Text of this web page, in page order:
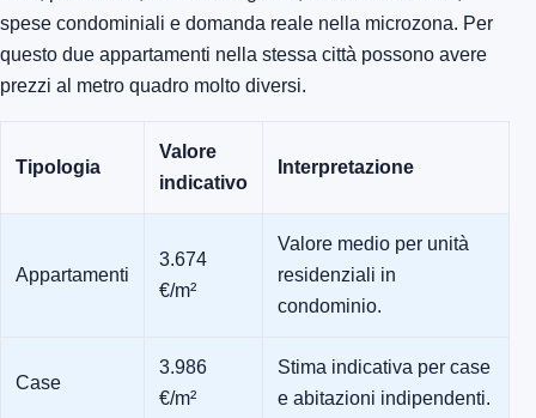
spese condominiali e domanda reale nella microzona. Per
questo due appartamenti nella stessa città possono avere
prezzi al metro quadro molto diversi.
Tipologia
Valore
indicativo
Interpretazione
Appartamenti
3.674
€/m²
Valore medio per unità
residenziali in
condominio.
Case
3.986
€/m²
Stima indicativa per case
e abitazioni indipendenti.